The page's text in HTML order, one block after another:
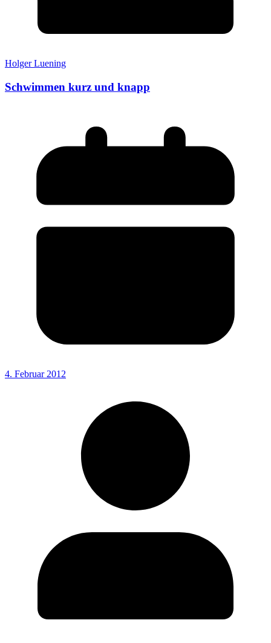
Holger Luening
Schwimmen kurz und knapp
4. Februar 2012